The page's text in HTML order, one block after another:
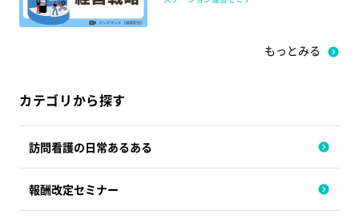
もっとみる
カテゴリから探す
訪問看護の日常あるある
報酬改定セミナー